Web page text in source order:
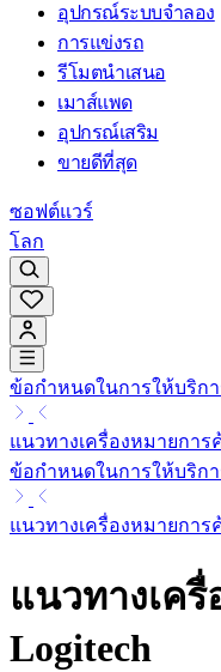
อุปกรณ์ระบบจำลอง
การแข่งรถ
รีโมตนำเสนอ
เมาส์แพด
อุปกรณ์เสริม
ขายดีที่สุด
ซอฟต์แวร์
โลก
ข้อกำหนดในการให้บริกา
แนวทางเครื่องหมายการ
ข้อกำหนดในการให้บริกา
แนวทางเครื่องหมายการ
แนวทางเค
Logitech